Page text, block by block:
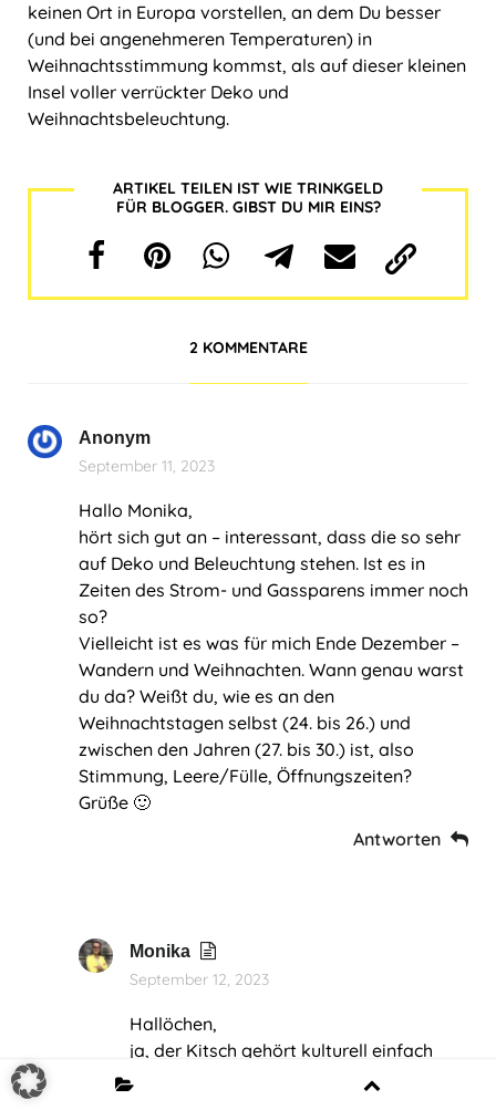
keinen Ort in Europa vorstellen, an dem Du besser
(und bei angenehmeren Temperaturen) in
Weihnachtsstimmung kommst, als auf dieser kleinen
Insel voller verrückter Deko und
Weihnachtsbeleuchtung.
ARTIKEL TEILEN IST WIE TRINKGELD
FÜR BLOGGER. GIBST DU MIR EINS?
2 KOMMENTARE
Anonym
September 11, 2023
Hallo Monika,
hört sich gut an – interessant, dass die so sehr
auf Deko und Beleuchtung stehen. Ist es in
Zeiten des Strom- und Gassparens immer noch
so?
Vielleicht ist es was für mich Ende Dezember –
Wandern und Weihnachten. Wann genau warst
du da? Weißt du, wie es an den
Weihnachtstagen selbst (24. bis 26.) und
zwischen den Jahren (27. bis 30.) ist, also
Stimmung, Leere/Fülle, Öffnungszeiten?
Grüße 🙂
Antworten
Monika
September 12, 2023
Hallöchen,
ja, der Kitsch gehört kulturell einfach
dazu. 2021 und 2022 war es unverändert
In diesem Artikel: